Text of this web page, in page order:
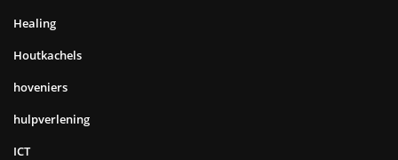
Healing
Houtkachels
hoveniers
hulpverlening
ICT